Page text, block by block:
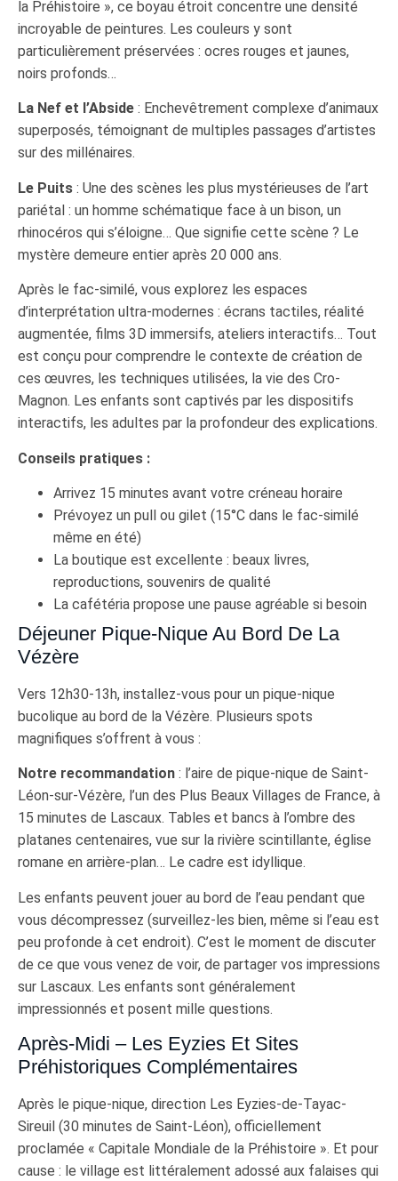
la Préhistoire », ce boyau étroit concentre une densité
incroyable de peintures. Les couleurs y sont
particulièrement préservées : ocres rouges et jaunes,
noirs profonds…
La Nef et l’Abside : Enchevêtrement complexe d’animaux
superposés, témoignant de multiples passages d’artistes
sur des millénaires.
Le Puits : Une des scènes les plus mystérieuses de l’art
pariétal : un homme schématique face à un bison, un
rhinocéros qui s’éloigne… Que signifie cette scène ? Le
mystère demeure entier après 20 000 ans.
Après le fac-similé, vous explorez les espaces
d’interprétation ultra-modernes : écrans tactiles, réalité
augmentée, films 3D immersifs, ateliers interactifs… Tout
est conçu pour comprendre le contexte de création de
ces œuvres, les techniques utilisées, la vie des Cro-
Magnon. Les enfants sont captivés par les dispositifs
interactifs, les adultes par la profondeur des explications.
Conseils pratiques :
Arrivez 15 minutes avant votre créneau horaire
Prévoyez un pull ou gilet (15°C dans le fac-similé
même en été)
La boutique est excellente : beaux livres,
reproductions, souvenirs de qualité
La cafétéria propose une pause agréable si besoin
Déjeuner Pique-Nique Au Bord De La
Vézère
Vers 12h30-13h, installez-vous pour un pique-nique
bucolique au bord de la Vézère. Plusieurs spots
magnifiques s’offrent à vous :
Notre recommandation : l’aire de pique-nique de Saint-
Léon-sur-Vézère, l’un des Plus Beaux Villages de France, à
15 minutes de Lascaux. Tables et bancs à l’ombre des
platanes centenaires, vue sur la rivière scintillante, église
romane en arrière-plan… Le cadre est idyllique.
Les enfants peuvent jouer au bord de l’eau pendant que
vous décompressez (surveillez-les bien, même si l’eau est
peu profonde à cet endroit). C’est le moment de discuter
de ce que vous venez de voir, de partager vos impressions
sur Lascaux. Les enfants sont généralement
impressionnés et posent mille questions.
Après-Midi – Les Eyzies Et Sites
Préhistoriques Complémentaires
Après le pique-nique, direction Les Eyzies-de-Tayac-
Sireuil (30 minutes de Saint-Léon), officiellement
proclamée « Capitale Mondiale de la Préhistoire ». Et pour
cause : le village est littéralement adossé aux falaises qui